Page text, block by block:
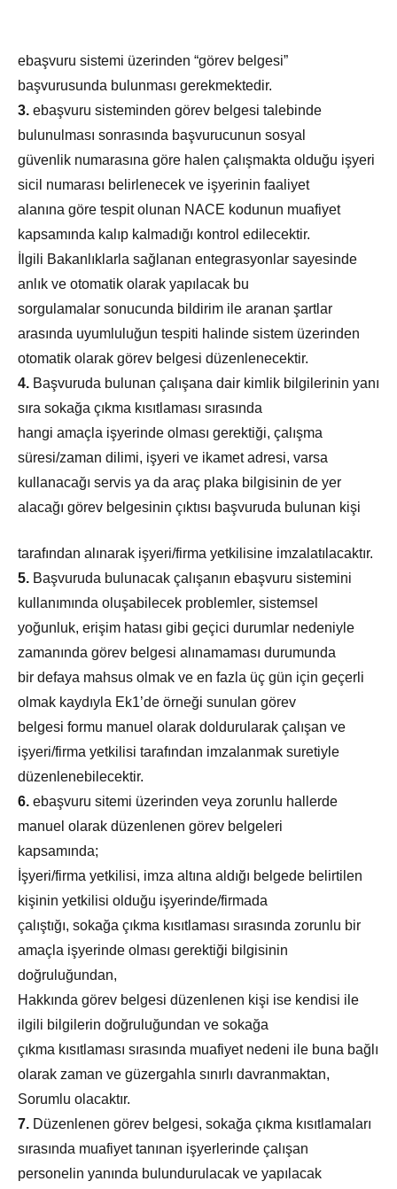
ebaşvuru sistemi üzerinden “görev belgesi”
başvurusunda bulunması gerekmektedir.
3. e­başvuru sisteminden görev belgesi talebinde
bulunulması sonrasında başvurucunun sosyal
güvenlik numarasına göre halen çalışmakta olduğu işyeri
sicil numarası belirlenecek ve işyerinin faaliyet
alanına göre tespit olunan NACE kodunun muafiyet
kapsamında kalıp kalmadığı kontrol edilecektir.
İlgili Bakanlıklarla sağlanan entegrasyonlar sayesinde
anlık ve otomatik olarak yapılacak bu
sorgulamalar sonucunda bildirim ile aranan şartlar
arasında uyumluluğun tespiti halinde sistem üzerinden
otomatik olarak görev belgesi düzenlenecektir.
4. Başvuruda bulunan çalışana dair kimlik bilgilerinin yanı
sıra sokağa çıkma kısıtlaması sırasında
hangi amaçla işyerinde olması gerektiği, çalışma
süresi/zaman dilimi, işyeri ve ikamet adresi, varsa
kullanacağı servis ya da araç plaka bilgisinin de yer
alacağı görev belgesinin çıktısı başvuruda bulunan kişi
tarafından alınarak işyeri/firma yetkilisine imzalatılacaktır.
5. Başvuruda bulunacak çalışanın e­başvuru sistemini
kullanımında oluşabilecek problemler, sistemsel
yoğunluk, erişim hatası gibi geçici durumlar nedeniyle
zamanında görev belgesi alınamaması durumunda
bir defaya mahsus olmak ve en fazla üç gün için geçerli
olmak kaydıyla Ek­1’de örneği sunulan görev
belgesi formu manuel olarak doldurularak çalışan ve
işyeri/firma yetkilisi tarafından imzalanmak suretiyle
düzenlenebilecektir.
6. e­başvuru sitemi üzerinden veya zorunlu hallerde
manuel olarak düzenlenen görev belgeleri
kapsamında;
İşyeri/firma yetkilisi, imza altına aldığı belgede belirtilen
kişinin yetkilisi olduğu işyerinde/firmada
çalıştığı, sokağa çıkma kısıtlaması sırasında zorunlu bir
amaçla işyerinde olması gerektiği bilgisinin
doğruluğundan,
Hakkında görev belgesi düzenlenen kişi ise kendisi ile
ilgili bilgilerin doğruluğundan ve sokağa
çıkma kısıtlaması sırasında muafiyet nedeni ile buna bağlı
olarak zaman ve güzergahla sınırlı davranmaktan,
Sorumlu olacaktır.
7. Düzenlenen görev belgesi, sokağa çıkma kısıtlamaları
sırasında muafiyet tanınan işyerlerinde çalışan
personelin yanında bulundurulacak ve yapılacak